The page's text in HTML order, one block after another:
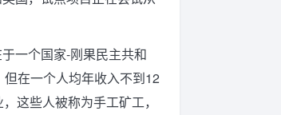
一个国家-刚果民主共和
在一个人均年收入不到12
这些人被称为手工矿工，